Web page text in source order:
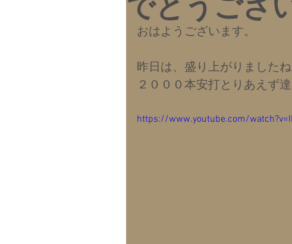
おはようございます。
昨日は、盛り上がりましたね
２０００本安打とりあえず
https://www.youtube.com/